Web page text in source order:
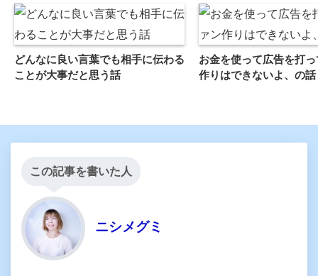
どんなに良い言葉でも相手に伝わる
ことが大事だと思う話
お金を使って広告を打
作りはできないよ、の話
この記事を書いた人
ニシメグミ